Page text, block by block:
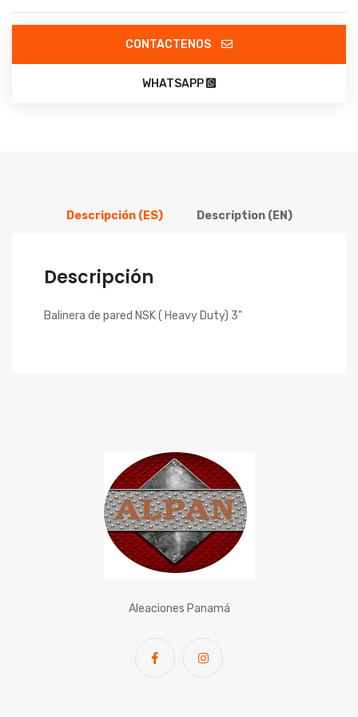
CONTACTENOS
WHATSAPP
Descripción (ES) Description (EN)
Descripción
Balinera de pared NSK ( Heavy Duty) 3"
Aleaciones Panamá